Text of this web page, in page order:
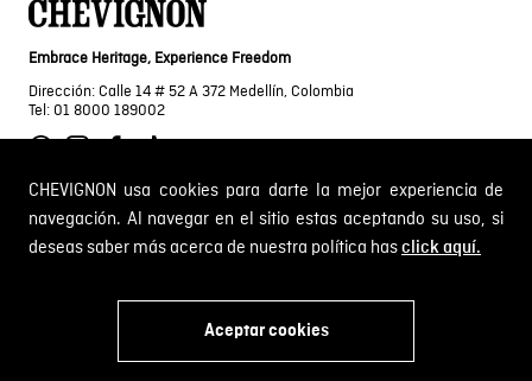
CHEVIGNON usa cookies para darte la mejor experiencia de
navegación. Al navegar en el sitio estas aceptando su uso, si
deseas saber más acerca de nuestra política hasclick aquí.
Aceptar cookies
Embrace Heritage, Experience Freedom
Dirección: Calle 14 # 52 A 372 Medellín, Colombia
Tel: 01 8000 189002
SOBRE NOSOTROS
Mapa del sitio